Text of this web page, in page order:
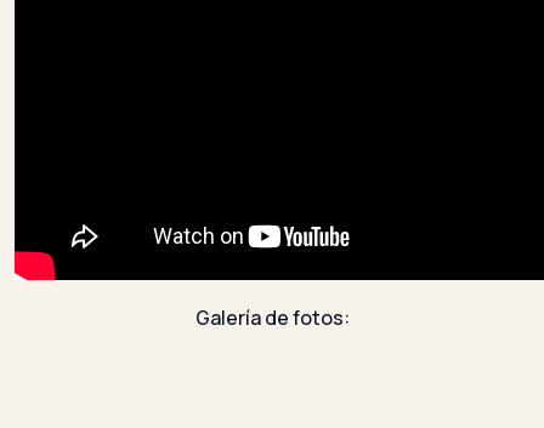
Galería de fotos: